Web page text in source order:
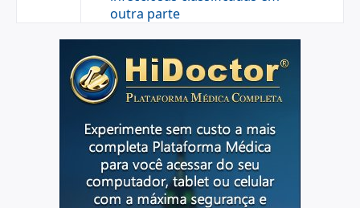
outra parte